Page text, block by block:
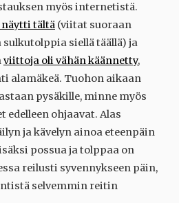
myös internetistä.
tältä (viitat suoraan
sulkutolppia siellä täällä) ja
viittoja oli vähän käännetty,
alamäkeä. Tuohon aikaan
pysäkille, minne myös
edelleen ohjaavat. Alas
ja kävelyn ainoa eteenpäin
possua ja tolppaa on
reilusti syvennykseen päin,
selvemmin reitin